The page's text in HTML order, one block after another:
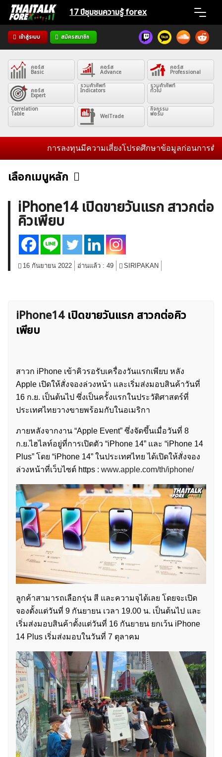
Skip
content
17 ปีชุมชนความรู้ forex
เข้าสู่ระบบ สมัครสมาชิก
Home
News
Articles
VPS Register
ค้นหา
สำหรับ:
คอร์ส
Basic
คอร์ส
Advance
คอร์ส
Professional
คอร์ส
Expert
รวมคำศัพท์
Indicators
รวมคำศัพท์
ทั่วไป
Correlation
Table WelTrade
กิจกรรม
ฟอรั่ม
การลงทุนมีความเสี่ยงโปรดศึกษาข้อมูลก่อนการตัดสิน
เลือกเมนูหลัก
ข่าวฟอเร็กซ์และสกุลเงิน คริปโตเคอร์เรนซี
ฟรีซิกแนล รายวัน
บทวิเคราะห์
เศรษฐกิจทั่วไป
สินค้าโภคภัณฑ์
โบรกเกอร์ FX
โปรโมชั่น Forex
กองทุน Forex
ฟรี EA
iPhone14 เปิดขายวันแรก สาวกต่อ
คิวเพียบ
16 กันยายน 2022 อ่านแล้ว : 49 SIRIPAKAN
iPhone14เปิดขายวันแรก สาวกต่อคิว
เพียบ
สาวก iPhone เข้าคิวรอรับเครื่องวันแรกเพียบ หลัง
Apple เปิดให้สั่งจองล่วงหน้า และเริ่มส่งมอบสินค้าวันที่
16 ก.ย. เป็นต้นไป ซึ่งเป็นครั้งแรกในประวัติศาสตร์ที่
ประเทศไทยวางขายพร้อมกับในอเมริกา
ภายหลังจากงาน “Apple Event” ซึ่งจัดขึ้นเมื่อวันที่ 8
ก.ย.ไฮไลท์อยู่ที่การเปิดตัว “iPhone 14” และ “iPhone 14
Plus” โดย “iPhone 14” ในประเทศไทย ได้เปิดให้สั่งจอง
ล่วงหน้าที่เว็บไซต์ https : www.apple.com/th/iphone/
ลูกค้าสามารถเลือกรุ่น สี และความจุได้เลย โดยจะเปิด
จองตั้งแต่วันที่ 9 กันยายน เวลา 19.00 น. เป็นต้นไป และ
เริ่มส่งมอบสินค้าตั้งแต่วันที่ 16 กันยายน ยกเว้น iPhone
14 Plus เริ่มส่งมอบในวันที่ 7 ตุลาคม